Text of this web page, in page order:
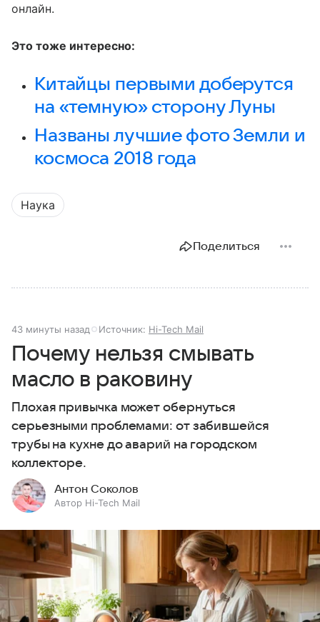
онлайн.
Это тоже интересно:
Китайцы первыми доберутся
на «темную» сторону Луны
Названы лучшие фото Земли и
космоса 2018 года
Наука
Поделиться
43 минуты назад Источник: Hi-Tech Mail
Почему нельзя смывать
масло в раковину
Плохая привычка может обернуться
серьезными проблемами: от забившейся
трубы на кухне до аварий на городском
коллекторе.
Антон Соколов
Автор Hi-Tech Mail